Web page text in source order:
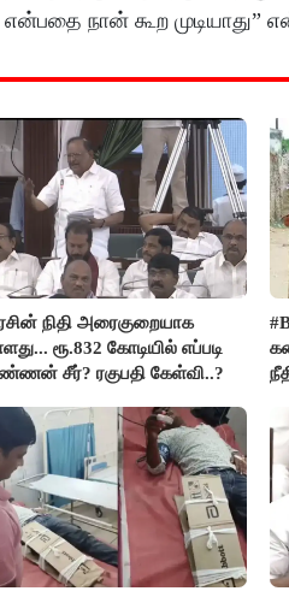
நான் கூற முடியாது”
நிதி அரைகுறையாக
ரூ.832 கோடியில் எப்படி
சீர்? ரகுபதி கேள்வி..?